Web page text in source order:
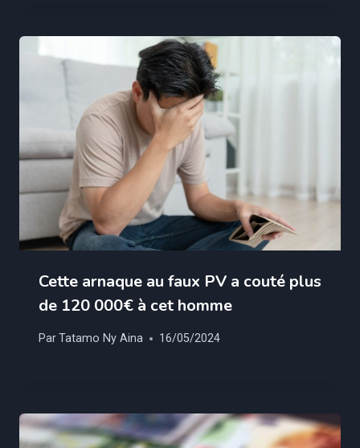
Cette arnaque au faux PV a couté plus
de 120 000€ à cet homme
ParTatamo Ny Aina 16/05/2024